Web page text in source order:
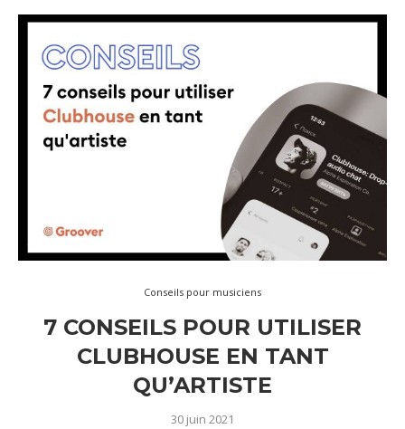
Conseils pour musiciens
7 CONSEILS POUR UTILISER
CLUBHOUSE EN TANT
QU’ARTISTE
30 juin 2021